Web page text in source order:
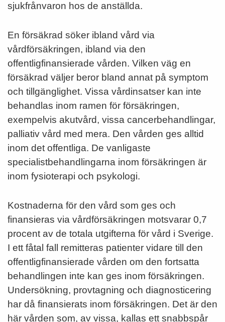
sjukfrånvaron hos de anställda.
En försäkrad söker ibland vård via
vårdförsäkringen, ibland via den
offentligfinansierade vården. Vilken väg en
försäkrad väljer beror bland annat på symptom
och tillgänglighet. Vissa vårdinsatser kan inte
behandlas inom ramen för försäkringen,
exempelvis akutvård, vissa cancerbehandlingar,
palliativ vård med mera. Den vården ges alltid
inom det offentliga. De vanligaste
specialistbehandlingarna inom försäkringen är
inom fysioterapi och psykologi.
Kostnaderna för den vård som ges och
finansieras via vårdförsäkringen motsvarar 0,7
procent av de totala utgifterna för vård i Sverige.
I ett fåtal fall remitteras patienter vidare till den
offentligfinansierade vården om den fortsatta
behandlingen inte kan ges inom försäkringen.
Undersökning, provtagning och diagnosticering
har då finansierats inom försäkringen. Det är den
här vården som, av vissa, kallas ett snabbspår